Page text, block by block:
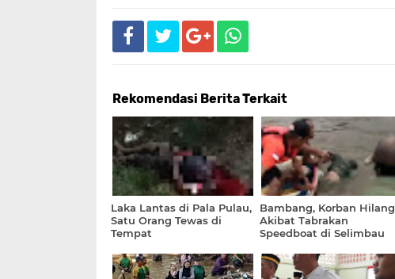
Rekomendasi Berita Terkait
Laka Lantas di Pala Pulau,
Satu Orang Tewas di
Tempat
Bambang, Korban Hilang
Akibat Tabrakan
Speedboat di Selimbau